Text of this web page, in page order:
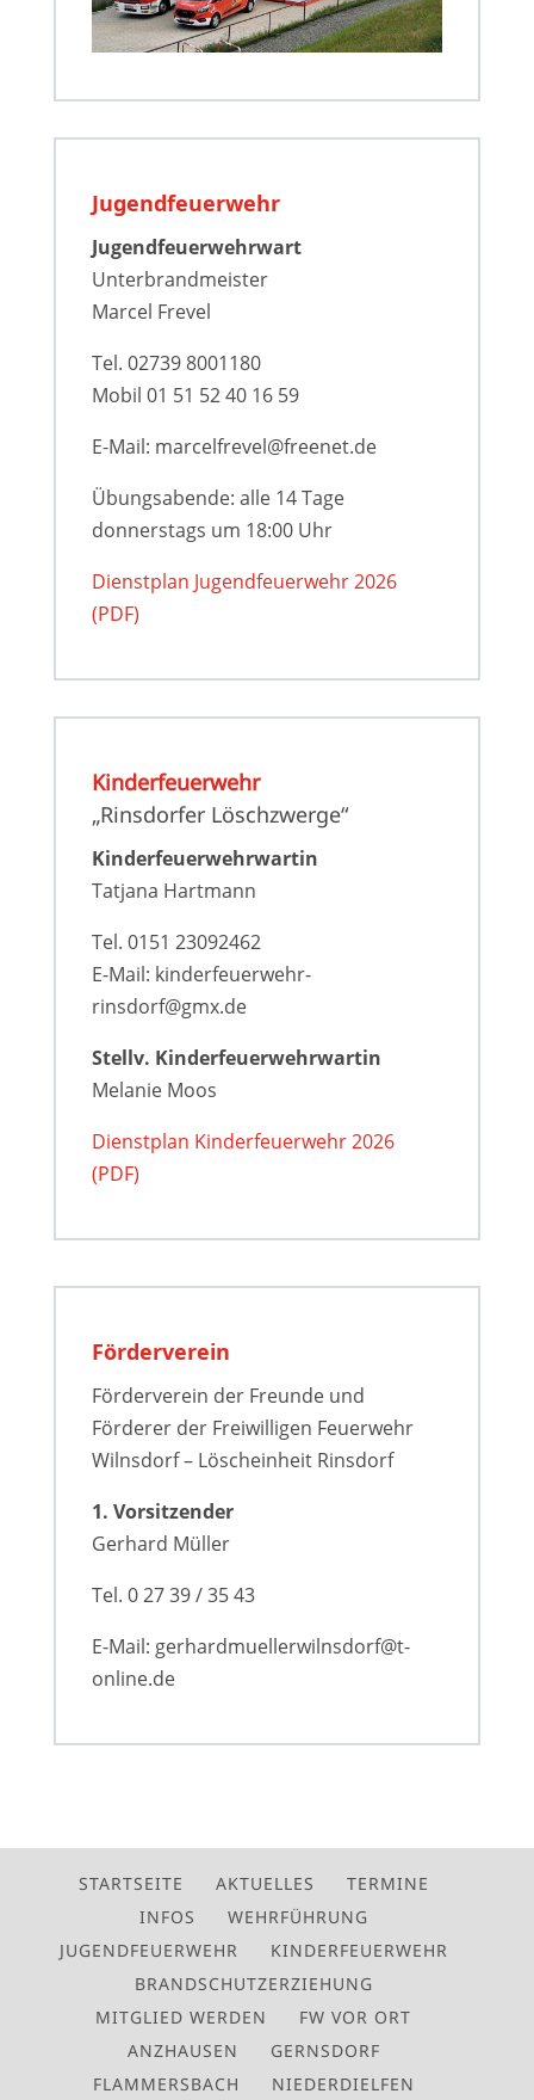
Jugendfeuerwehr
Jugendfeuerwehrwart
Unterbrandmeister
Marcel Frevel
Tel. 02739 8001180
Mobil 01 51 52 40 16 59
E-Mail: marcelfrevel@freenet.de
Übungsabende: alle 14 Tage
donnerstags um 18:00 Uhr
Dienstplan Jugendfeuerwehr 2026
(PDF)
Kinderfeuerwehr
„Rinsdorfer Löschzwerge“
Kinderfeuerwehrwartin
Tatjana Hartmann
Tel. 0151 23092462
E-Mail: kinderfeuerwehr-
rinsdorf@gmx.de
Stellv. Kinderfeuerwehrwartin
Melanie Moos
Dienstplan Kinderfeuerwehr 2026
(PDF)
Förderverein
Förderverein der Freunde und
Förderer der Freiwilligen Feuerwehr
Wilnsdorf – Löscheinheit Rinsdorf
1. Vorsitzender
Gerhard Müller
Tel. 0 27 39 / 35 43
E-Mail: gerhardmuellerwilnsdorf@t-
online.de
STARTSEITE AKTUELLES
TERMINE
INFOS
WEHRFÜHRUNG
JUGENDFEUERWEHR
KINDERFEUERWEHR
BRANDSCHUTZERZIEHUNG
MITGLIED WERDEN
FW VOR ORT
ANZHAUSEN
GERNSDORF
FLAMMERSBACH
NIEDERDIELFEN